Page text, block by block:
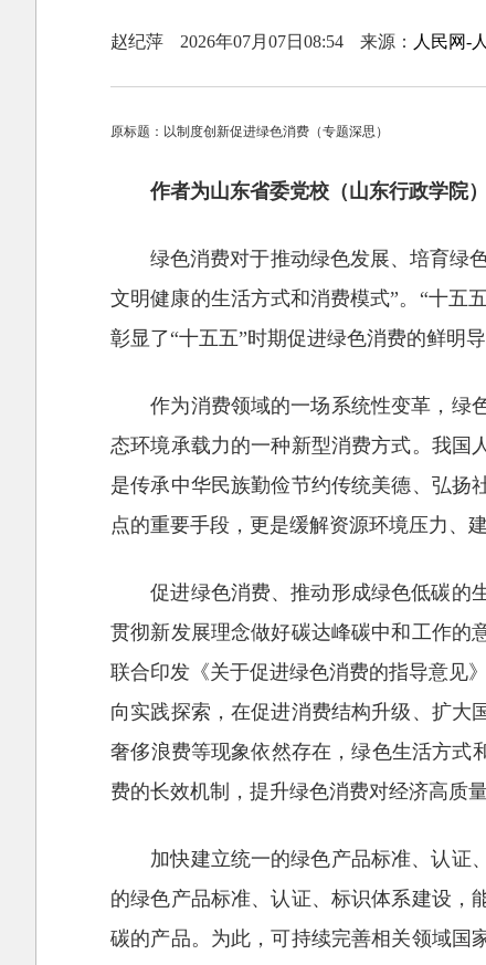
赵纪萍 2026年07月07日08:54 来源： 人民网-
原标题：以制度创新促进绿色消费（专题深思）
作者为山东省委党校（山东行政学院
绿色消费对于推动绿色发展、培育绿
文明健康的生活方式和消费模式”。“十五
彰显了“十五五”时期促进绿色消费的鲜明导
作为消费领域的一场系统性变革，绿
态环境承载力的一种新型消费方式。我国
是传承中华民族勤俭节约传统美德、弘扬
点的重要手段，更是缓解资源环境压力、
促进绿色消费、推动形成绿色低碳的
贯彻新发展理念做好碳达峰碳中和工作的
联合印发《关于促进绿色消费的指导意见
向实践探索，在促进消费结构升级、扩大
奢侈浪费等现象依然存在，绿色生活方式
费的长效机制，提升绿色消费对经济高质
加快建立统一的绿色产品标准、认证
的绿色产品标准、认证、标识体系建设，
碳的产品。为此，可持续完善相关领域国